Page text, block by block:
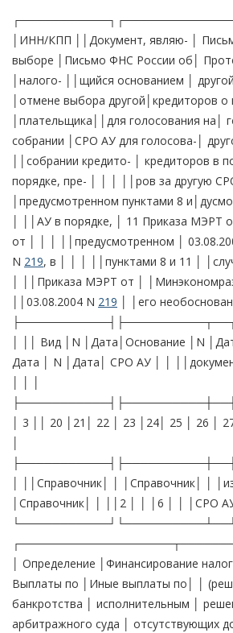
│ИНН/КПП ││Документ, являю- │
выборе │Письмо ФНС России об│
│налого- ││щийся основанием │
│отмене выбора другой│кредиторов о
│плательщика││для голосования на│
собрании │СРО АУ для голосова-│
││собрании кредито- │ кредиторов в
порядке, пре- │ │ │ ││ров за другую
│предусмотренном пунктами 8
│ ││АУ в порядке, │ 11 Приказа МЭРТ
от │ │ │ ││предусмотренном │
N 219, в │ │ │ ││пунктами 8 и 11 │
│ ││Приказа МЭРТ от │
││03.08.2004 N 219 │ │его
│ ││ Вид │N │Дата│Основание │N
Дата │ N │Дата│ СРО АУ │ │
│ 3 ││ 20 │21│ 22 │ 23 │24│ 25 │ 26 │
│ ││Справочник│ │ │Справочник│ │
│Справочник│ │ ││2 │ │ │6 │ │ │СРО
│ Определение │Финансирование
Выплаты по │Иные выплаты по│ │
банкротства │ исполнительным │
арбитражного суда │ отсутствующих